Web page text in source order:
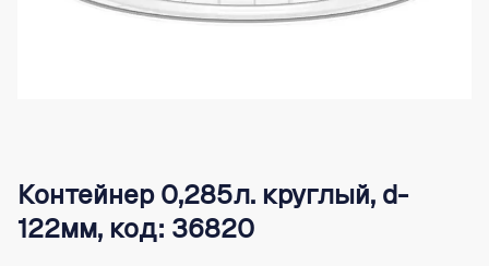
Контейнер 0,285л. круглый, d-
122мм, код: 36820